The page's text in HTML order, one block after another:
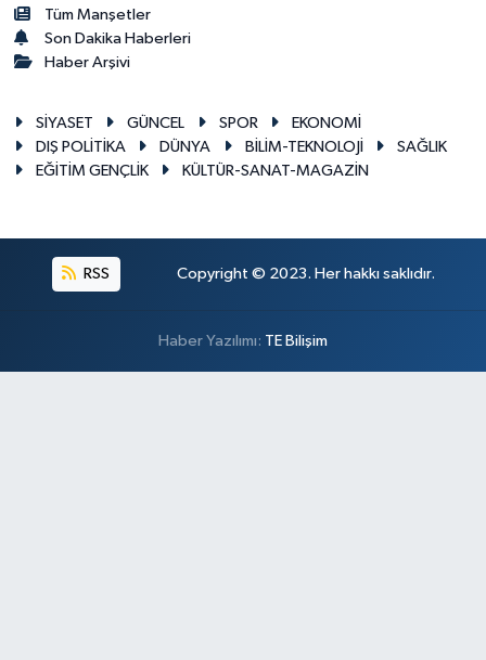
Tüm Manşetler
Son Dakika Haberleri
Haber Arşivi
SİYASET GÜNCEL SPOR
EKONOMİ
DIŞ POLİTİKA
DÜNYA BİLİM-TEKNOLOJİ
SAĞLIK
EĞİTİM GENÇLİK
KÜLTÜR-SANAT-MAGAZİN
RSS Copyright © 2023. Her hakkı saklıdır.
Haber Yazılımı: TE Bilişim